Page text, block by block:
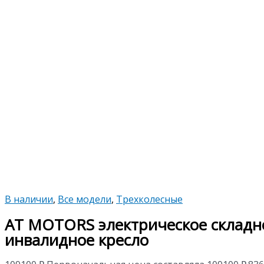
В наличии, Все модели, Трехколесные
AT MOTORS электрическое
инвалидное кресло